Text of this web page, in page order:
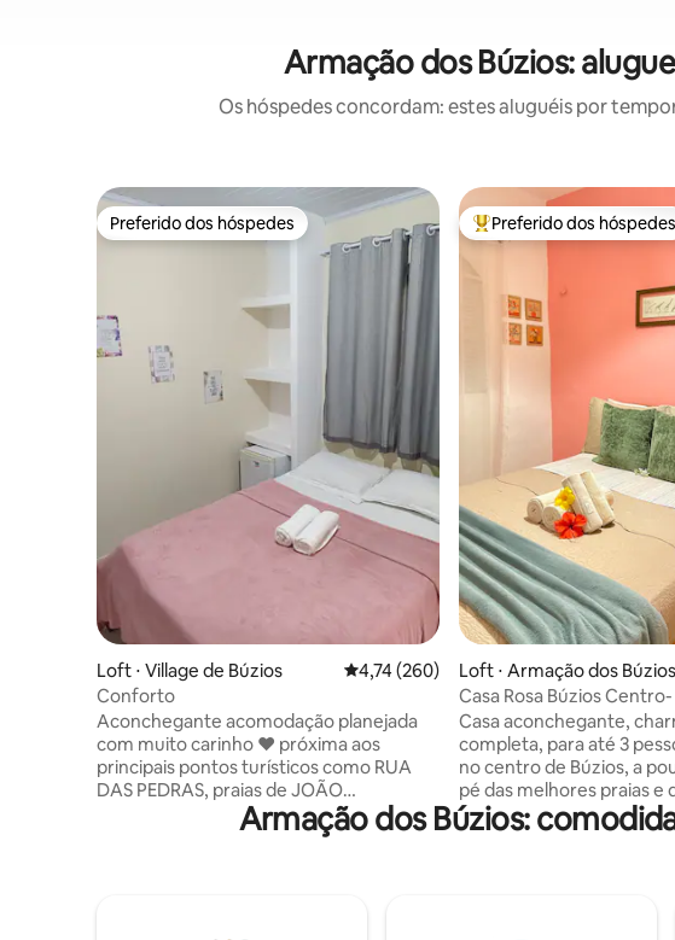
Armação dos Búzios:
Os hóspedes concordam: estes aluguéis por
Preferido dos hóspedes
Preferido dos hóspedes
Loft ⋅ Village de Búzios 4,74 de uma avaliação média de 5, 260
4,74 (260)
Conforto
Aconchegante acomodação planejada
com muito carinho ❤ próxima aos
principais pontos turísticos como RUA
DAS PEDRAS, praias de JOÃO
FERNANDES, OSSOS,AZEDA,BRAVA e
outras.Ambiente familiar,vizinhança
Entre os melhores
Preferido dos hóspedes
Loft ⋅ Armação dos Búzios
Casa Rosa Búzios Centro-
das Pedras
Casa aconchegante,
completa, para até 3
no centro de Búzios, a
pé das melhores praias e
Rua das Pedras. O
diversos utensílios,
Armação dos Búzios: